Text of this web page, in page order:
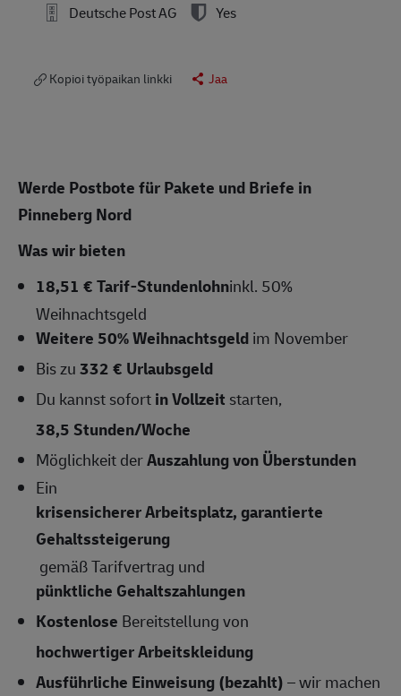
Deutsche Post AG
Yes
Kopioi työpaikan linkki Jaa
Werde Postbote für Pakete und Briefe in
Pinneberg Nord
Was wir bieten
18,51 € Tarif-Stundenlohninkl. 50%
Weihnachtsgeld
Weitere 50% Weihnachtsgeldim November
Bis zu332 € Urlaubsgeld
Du kannst sofortin Vollzeit starten,
38,5 Stunden/Woche
Möglichkeit derAuszahlung von Überstunden
Ein
krisensicherer Arbeitsplatz, garantierte
Gehaltssteigerung
gemäß Tarifvertrag und
pünktliche Gehaltszahlungen
Kostenlose Bereitstellung von
hochwertiger Arbeitskleidung
Ausführliche Einweisung (bezahlt)– wir machen